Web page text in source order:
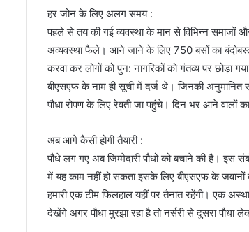
हर जोन के लिए अलग समय :
पहले से तय की गई व्यवस्था के मान से विभिन्न समाजों
अव्यवस्था फैले। आने जाने के लिए 750 बसों का
करवा कर लोगों को पुन: नागरिकों को गंतव्य पर छोड़ा
बीएसएफ के नाम ही सूची में दर्ज थे। जिनकी अनुमानित
पौधा रोपण के लिए रेवती जा पहुंचे। दिन भर आने वालों
अब आगे कैसी होगी तैयारी :
पौधे लग गए अब जिम्मेदारी पौधों को बचाने की है। इस
में यह काम नहीं हो सकता इसके लिए बीएसएफ के जवानों
हमारी एक टीम फिलहाल यहीं पर तैनात रहेंगी। एक
देखेंगे अगर पौधा मुरझा रहा है तो नर्सरी से दुसरा पौधा